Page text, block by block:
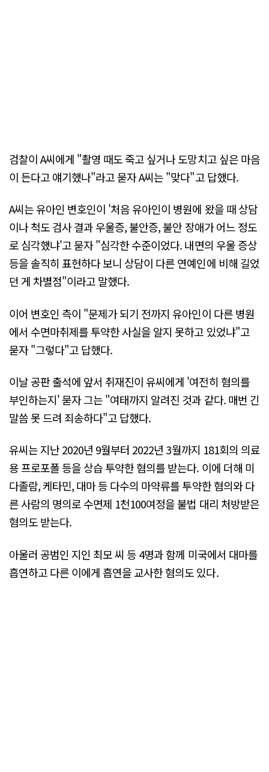
검찰이 A씨에게 "촬영 때도 죽고 싶거나 도망치고 싶은 마음
이 든다고 얘기했나"라고 묻자 A씨는 "맞다"고 답했다.
A씨는 유아인 변호인이 '처음 유아인이 병원에 왔을 때 상담
이나 척도 검사 결과 우울증, 불안증, 불안 장애가 어느 정도
로 심각했냐'고 묻자 "심각한 수준이었다. 내면의 우울 증상
등을 솔직히 표현하다 보니 상담이 다른 연예인에 비해 길었
던 게 차별점"이라고 말했다.
이어 변호인 측이 "문제가 되기 전까지 유아인이 다른 병원
에서 수면마취제를 투약한 사실을 알지 못하고 있었냐"고
묻자 "그렇다"고 답했다.
이날 공판 출석에 앞서 취재진이 유씨에게 '여전히 혐의를
부인하는지' 묻자 그는 "여태까지 알려진 것과 같다. 매번 긴
말씀 못 드려 죄송하다"고 답했다.
유씨는 지난 2020년 9월부터 2022년 3월까지 181회의 의료
용 프로포폴 등을 상습 투약한 혐의를 받는다. 이에 더해 미
다졸람, 케타민, 대마 등 다수의 마약류를 투약한 혐의와 다
른 사람의 명의로 수면제 1천100여정을 불법 대리 처방받은
혐의도 받는다.
아울러 공범인 지인 최모 씨 등 4명과 함께 미국에서 대마를
흡연하고 다른 이에게 흡연을 교사한 혐의도 있다.